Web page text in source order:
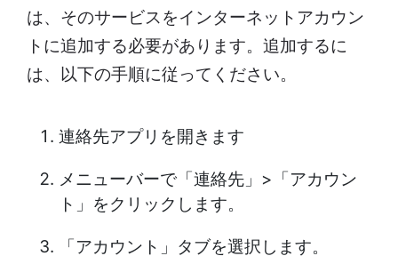
は、そのサービスをインターネットアカウン
トに追加する必要があります。追加するに
は、以下の手順に従ってください。
連絡先アプリを開きます
メニューバーで「連絡先」>「アカウン
ト」をクリックします。
「アカウント」タブを選択します。